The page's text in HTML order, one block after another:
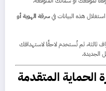
هذه البيانات فيسرقة الهوية أو
ثالثة، ثم تُستخدم لاحقًا لاستهدافك
الجديدة.
الحماية المتقدمة